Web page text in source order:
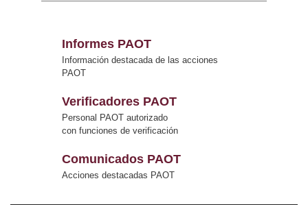
Informes PAOT
Información destacada de las acciones
PAOT
Verificadores PAOT
Personal PAOT autorizado
con funciones de verificación
Comunicados PAOT
Acciones destacadas PAOT